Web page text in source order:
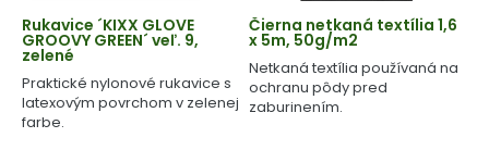
Rukavice ´KIXX GLOVE
GROOVY GREEN´ veľ. 9,
zelené
Praktické nylonové rukavice s
latexovým povrchom v zelenej
farbe.
Čierna netkaná textília 1,6
x 5m, 50g/m2
Netkaná textília používaná na
ochranu pôdy pred
zaburinením.